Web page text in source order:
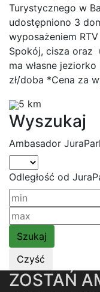
Turystycznego w
udostępniono 3
wyposażeniem
Spokój, cisza oraz
ma własne
zł/doba *Cena za
5 km
Wyszukaj
Ambasador
Odległość od
ZOSTAŃ